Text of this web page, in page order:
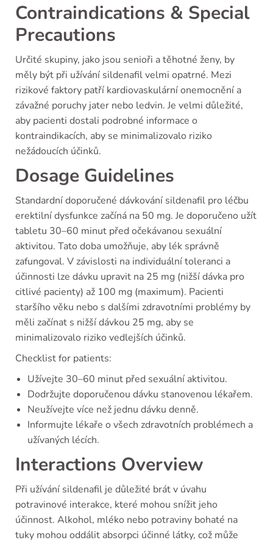
Contraindications & Special
Precautions
Určité skupiny, jako jsou senioři a těhotné ženy, by
měly být při užívání sildenafil velmi opatrné. Mezi
rizikové faktory patří kardiovaskulární onemocnění a
závažné poruchy jater nebo ledvin. Je velmi důležité,
aby pacienti dostali podrobné informace o
kontraindikacích, aby se minimalizovalo riziko
nežádoucích účinků.
Dosage Guidelines
Standardní doporučené dávkování sildenafil pro léčbu
erektilní dysfunkce začíná na 50 mg. Je doporučeno užít
tabletu 30–60 minut před očekávanou sexuální
aktivitou. Tato doba umožňuje, aby lék správně
zafungoval. V závislosti na individuální toleranci a
účinnosti lze dávku upravit na 25 mg (nižší dávka pro
citlivé pacienty) až 100 mg (maximum). Pacienti
staršího věku nebo s dalšími zdravotními problémy by
měli začínat s nižší dávkou 25 mg, aby se
minimalizovalo riziko vedlejších účinků.
Checklist for patients:
Užívejte 30–60 minut před sexuální aktivitou.
Dodržujte doporučenou dávku stanovenou lékařem.
Neužívejte více než jednu dávku denně.
Informujte lékaře o všech zdravotních problémech a
užívaných lécích.
Interactions Overview
Při užívání sildenafil je důležité brát v úvahu
potravinové interakce, které mohou snížit jeho
účinnost. Alkohol, mléko nebo potraviny bohaté na
tuky mohou oddálit absorpci účinné látky, což může